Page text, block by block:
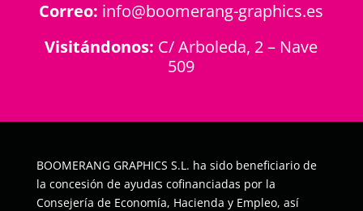
Correo: info@boomerang-graphics.es
Visitándonos: C/ Arboleda, 2 – Nave
509
BOOMERANG GRAPHICS S.L. ha sido beneficiario de
la concesión de ayudas cofinanciadas por la
Consejería de Economía, Hacienda y Empleo, así